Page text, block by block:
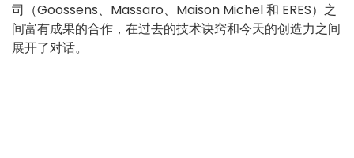
司（Goossens、Massaro、Maison Michel 和 ERES）之
间富有成果的合作，在过去的技术诀窍和今天的创造力之间
展开了对话。